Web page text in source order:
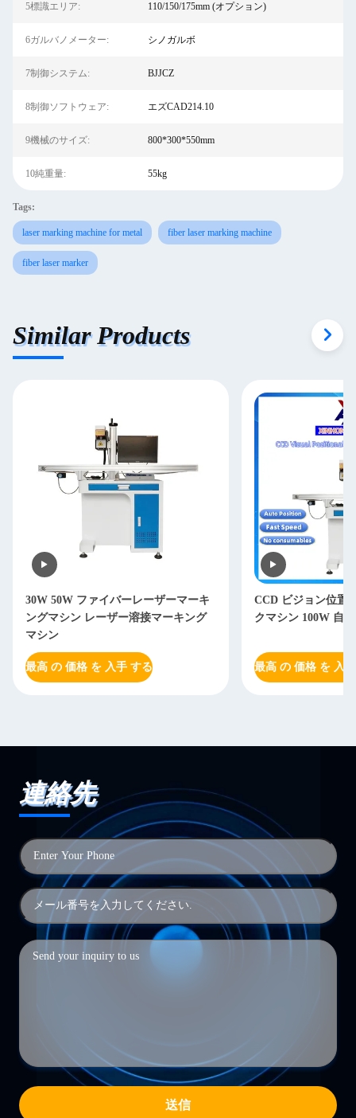
5標識エリア: 110/150/175mm (オプション)
6ガルバノメーター: シノガルボ
7制御システム: BJJCZ
8制御ソフトウェア: エズCAD214.10
9機械のサイズ: 800*300*550mm
10純重量: 55kg
Tags:
laser marking machine for metal fiber laser marking machine
fiber laser marker
Similar Products
30W 50W ファイバーレーザーマーキ
ングマシン レーザー溶接マーキング
マシン
最高 の 価格 を 入手 する
CCD ビジョン位置
クマシン 100W 自
最高 の 価格 を 入
連絡先
送信